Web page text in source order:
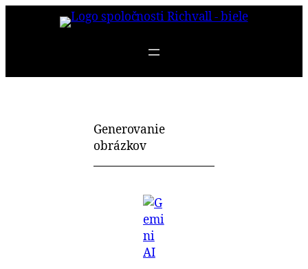
Generovanie
obrázkov